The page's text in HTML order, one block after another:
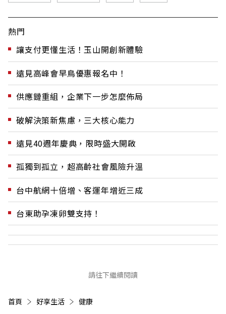
熱門
讓支付更懂生活！玉山開創新體驗
遠見高峰會早鳥優惠報名中！
供應鏈重組，企業下一步怎麼佈局
破解決策新焦慮，三大核心能力
遠見40週年慶典，限時盛大開啟
孤獨到孤立，超高齡社會風險升溫
台中航網十倍增、客運年增近三成
台東助孕凍卵雙支持！
請往下繼續閱讀
首頁 好享生活 健康